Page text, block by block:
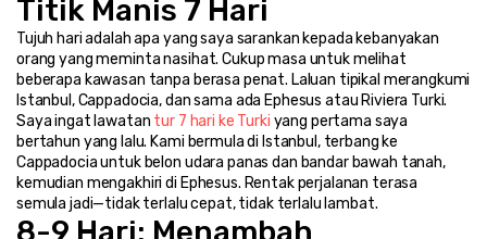
Titik Manis 7 Hari
Tujuh hari adalah apa yang saya sarankan kepada kebanyakan
orang yang meminta nasihat. Cukup masa untuk melihat
beberapa kawasan tanpa berasa penat. Laluan tipikal merangkumi
Istanbul, Cappadocia, dan sama ada Ephesus atau Riviera Turki.
Saya ingat lawatan tur 7 hari ke Turki yang pertama saya
bertahun yang lalu. Kami bermula di Istanbul, terbang ke
Cappadocia untuk belon udara panas dan bandar bawah tanah,
kemudian mengakhiri di Ephesus. Rentak perjalanan terasa
semula jadi—tidak terlalu cepat, tidak terlalu lambat.
8-9 Hari: Menambah